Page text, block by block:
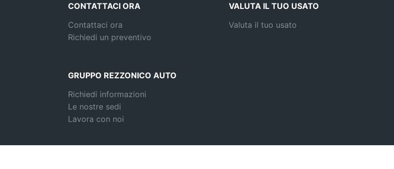
CONTATTACI ORA
Contattaci ora
Richiedi un preventivo
VALUTA IL TUO USATO
Valuta il tuo usato
GRUPPO REZZONICO AUTO
Richiedi informazioni
Le nostre sedi
Lavora con noi